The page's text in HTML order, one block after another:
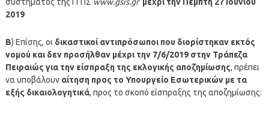
2019
Β) Επίσης, οι δικαστικοί αντιπρόσωποι που διορίστηκαν εκτός
νομού και δεν προσήλθαν μέχρι την 7/6/2019 στην Τράπεζα
Πειραιώς για την είσπραξη της εκλογικής αποζημίωσης, πρέπει
να υποβάλουν αίτηση προς το Υπουργείο Εσωτερικών με τα
εξής δικαιολογητικά, προς το σκοπό είσπραξης της αποζημίωσης: